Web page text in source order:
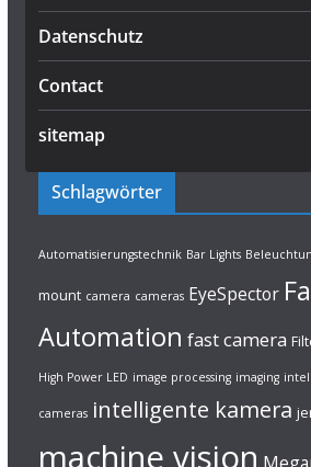
Datenschutz
Contact
sitemap
Schlagwörter
Automatisierungstechnik Bar Lights
mount camera cameras EyeSpector
Automation fast camera
High Power LED image processing imaging
cameras intelligente kamera
machine vision